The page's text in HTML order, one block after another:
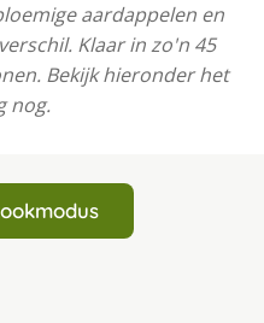
aardappelen en
Klaar in zo'n 45
Bekijk hieronder het
nog.